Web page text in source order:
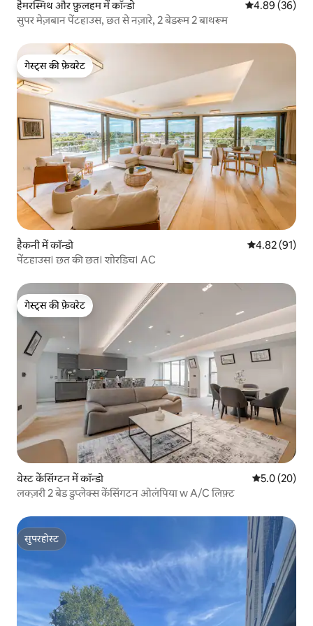
हैमरस्मिथ और फ़ुलहम में कॉन्डो औसत रेटिंग 5 में
4.89 (36)
सुपर मेज़बान पेंटहाउस, छत से नज़ारे, 2 बेडरूम 2 बाथरूम
गेस्ट्स की फ़ेवरेट
गेस्ट्स की फ़ेवरेट
हैकनी में कॉन्डो औसत रेटिंग 5 में
4.82 (91)
पेंटहाउस। छत की छत। शोरडिच। AC
गेस्ट्स की फ़ेवरेट
गेस्ट्स की फ़ेवरेट
वेस्ट केंसिंग्टन में कॉन्डो औसत रेटिंग 5
5.0 (20)
लक्ज़री 2 बेड डुप्लेक्स केंसिंगटन ओलंपिया w A/C लिफ़्ट
सुपरहोस्ट
सुपरहोस्ट